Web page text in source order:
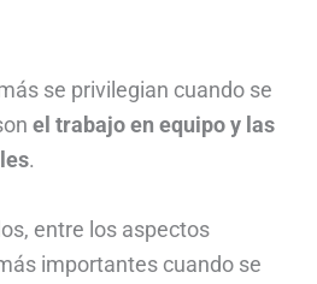
se privilegian cuando se
el trabajo en equipo y las
.
entre los aspectos
importantes cuando se